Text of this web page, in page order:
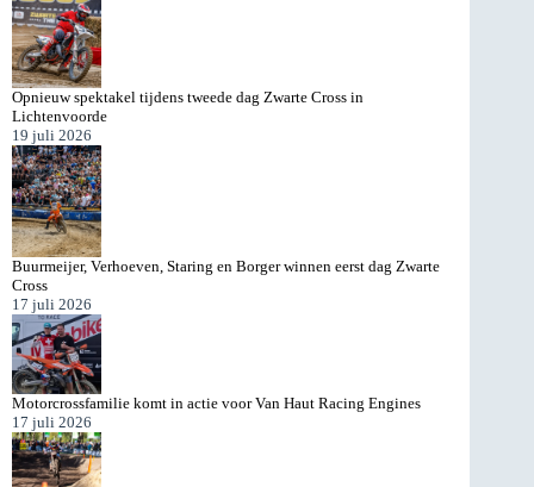
Opnieuw spektakel tijdens tweede dag Zwarte Cross in
Lichtenvoorde
19 juli 2026
Buurmeijer, Verhoeven, Staring en Borger winnen eerst dag Zwarte
Cross
17 juli 2026
Motorcrossfamilie komt in actie voor Van Haut Racing Engines
17 juli 2026